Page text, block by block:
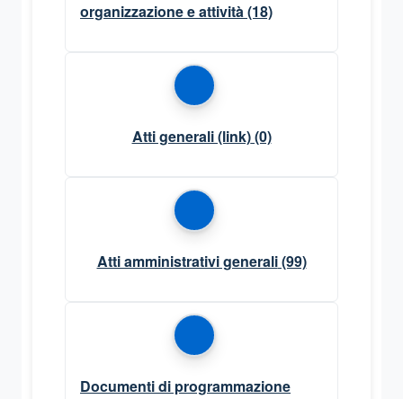
organizzazione e attività (18)
Atti generali (link)(0)
Atti amministrativi generali(99)
Documenti di programmazione